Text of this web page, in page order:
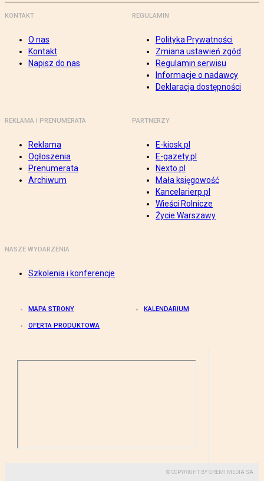
KONTAKT
O nas
Kontakt
Napisz do nas
REGULAMIN
Polityka Prywatności
Zmiana ustawień zgód
Regulamin serwisu
Informacje o nadawcy
Deklaracja dostępności
REKLAMA I PRENUMERATA
Reklama
Ogłoszenia
Prenumerata
Archiwum
PARTNERZY
E-kiosk.pl
E-gazety.pl
Nexto.pl
Mała księgowość
Kancelarierp.pl
Wieści Rolnicze
Życie Warszawy
NASZE WYDARZENIA
Szkolenia i konferencje
MAPA STRONY KALENDARIUM
OFERTA PRODUKTOWA
© COPYRIGHT BY GREMI MEDIA SA